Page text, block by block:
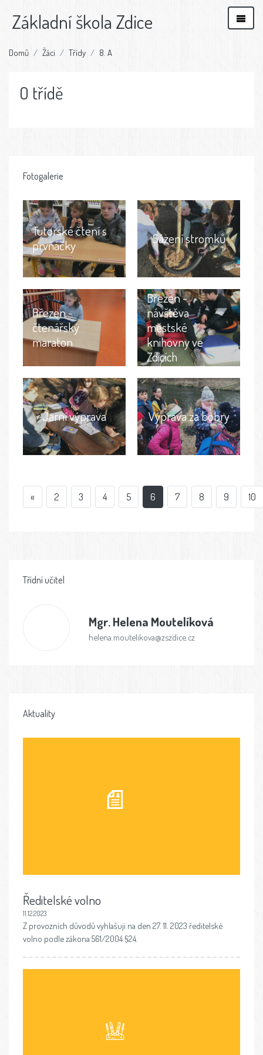
Základní škola Zdice
Domů Žáci Třídy 8. A
O třídě
Fotogalerie
Tutorské čtení s
prvňáčky
Sázení stromků
Březen -
čtenářský
maraton
Březen -
návštěva
městské
knihovny ve
Zdicích
Jarní výprava Výprava za bobry
« 2 3 4 5 6 7 8 9 10
Třídní učitel
Mgr.Helena Moutelíková
helena.moutelikova@zszdice.cz
Aktuality
Ředitelské volno
11.12.2023
Z provozních důvodů vyhlašuji na den 27. 11. 2023 ředitelské
volno podle zákona 561/2004 §24.